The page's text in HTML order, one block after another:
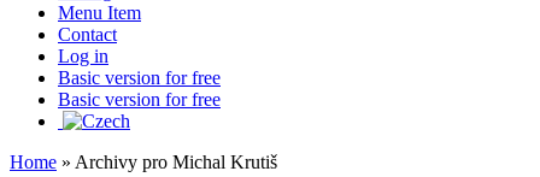
Menu Item
Contact
Log in
Basic version for free
Basic version for free
Home » Archivy pro Michal Krutiš